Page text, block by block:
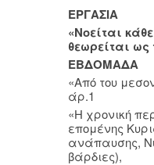
ΕΡΓΑΣΙΑ
«Νοείται
θεωρείται
ΕΒΔΟΜΑΔΑ
«Από του
άρ.1
«Η χρονική
επομένης
ανάπαυσης,
βάρδιες),